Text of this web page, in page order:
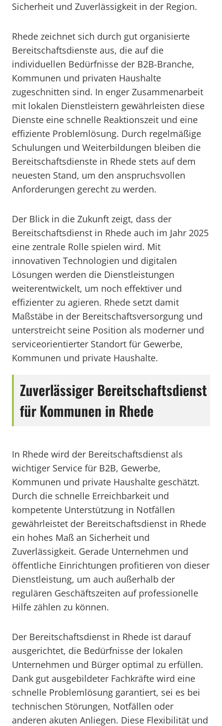
Sicherheit und Zuverlässigkeit in der Region.
Rhede zeichnet sich durch gut organisierte
Bereitschaftsdienste aus, die auf die
individuellen Bedürfnisse der B2B-Branche,
Kommunen und privaten Haushalte
zugeschnitten sind. In enger Zusammenarbeit
mit lokalen Dienstleistern gewährleisten diese
Dienste eine schnelle Reaktionszeit und eine
effiziente Problemlösung. Durch regelmäßige
Schulungen und Weiterbildungen bleiben die
Bereitschaftsdienste in Rhede stets auf dem
neuesten Stand, um den anspruchsvollen
Anforderungen gerecht zu werden.
Der Blick in die Zukunft zeigt, dass der
Bereitschaftsdienst in Rhede auch im Jahr 2025
eine zentrale Rolle spielen wird. Mit
innovativen Technologien und digitalen
Lösungen werden die Dienstleistungen
weiterentwickelt, um noch effektiver und
effizienter zu agieren. Rhede setzt damit
Maßstäbe in der Bereitschaftsversorgung und
unterstreicht seine Position als moderner und
serviceorientierter Standort für Gewerbe,
Kommunen und private Haushalte.
Zuverlässiger Bereitschaftsdienst
für Kommunen in Rhede
In Rhede wird der Bereitschaftsdienst als
wichtiger Service für B2B, Gewerbe,
Kommunen und private Haushalte geschätzt.
Durch die schnelle Erreichbarkeit und
kompetente Unterstützung in Notfällen
gewährleistet der Bereitschaftsdienst in Rhede
ein hohes Maß an Sicherheit und
Zuverlässigkeit. Gerade Unternehmen und
öffentliche Einrichtungen profitieren von dieser
Dienstleistung, um auch außerhalb der
regulären Geschäftszeiten auf professionelle
Hilfe zählen zu können.
Der Bereitschaftsdienst in Rhede ist darauf
ausgerichtet, die Bedürfnisse der lokalen
Unternehmen und Bürger optimal zu erfüllen.
Dank gut ausgebildeter Fachkräfte wird eine
schnelle Problemlösung garantiert, sei es bei
technischen Störungen, Notfällen oder
anderen akuten Anliegen. Diese Flexibilität und